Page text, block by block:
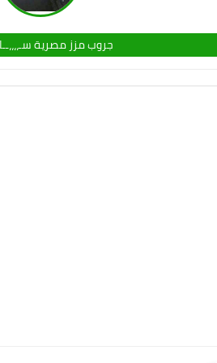
جروب مزز مصرية